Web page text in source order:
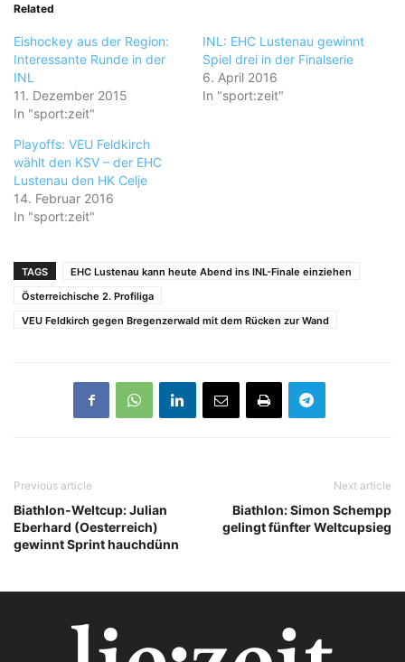
Related
Eishockey aus der Region:
Interessante Runde in der
INL
11. Dezember 2015
In "sport:zeit"
INL: EHC Lustenau gewinnt
Spiel drei in der Finalserie
6. April 2016
In "sport:zeit"
Playoffs: VEU Feldkirch
wählt den KSV – der EHC
Lustenau den HK Celje
14. Februar 2016
In "sport:zeit"
TAGS
EHC Lustenau kann heute Abend ins INL-Finale einziehen
Österreichische 2. Profiliga
VEU Feldkirch gegen Bregenzerwald mit dem Rücken zur Wand
Previous article
Biathlon-Weltcup: Julian
Eberhard (Oesterreich)
gewinnt Sprint hauchdünn
Next article
Biathlon: Simon Schempp
gelingt fünfter Weltcupsieg